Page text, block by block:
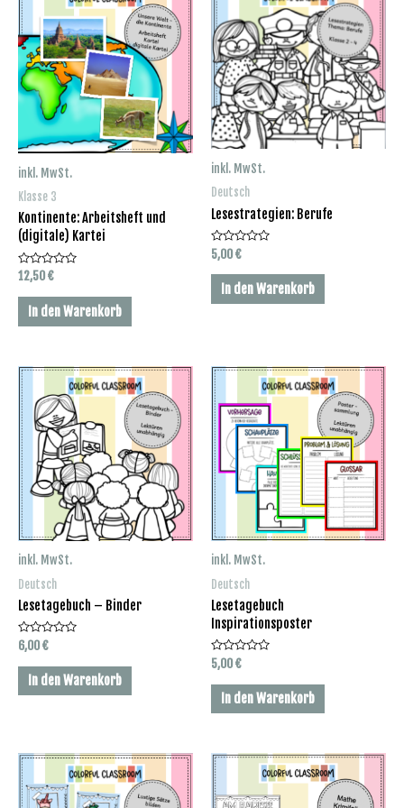
inkl. MwSt.
Klasse 3
Kontinente: Arbeitsheft und
(digitale) Kartei
Bewertet
mit
0
von
12,50€
In den Warenkorb
inkl. MwSt.
Deutsch
Lesestrategien: Berufe
Bewertet
mit
0
von
5,00€
In den Warenkorb
inkl. MwSt.
Deutsch
Lesetagebuch – Binder
Bewertet
mit
0
von
6,00€
In den Warenkorb
inkl. MwSt.
Deutsch
Lesetagebuch
Inspirationsposter
Bewertet
mit
0
von
5,00€
In den Warenkorb